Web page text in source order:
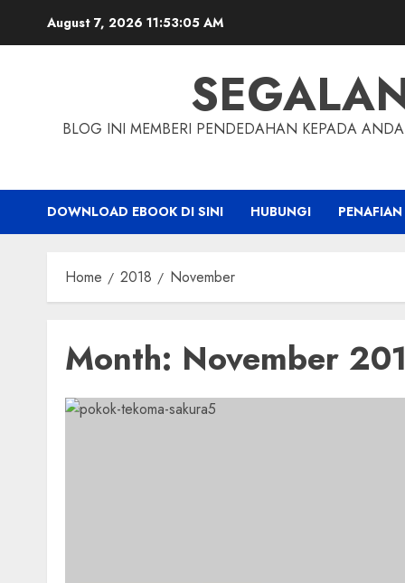
August 7, 2026 11:53:06 AM
BLOG INI MEMBERI PENDEDAHAN KEPADA
DOWNLOAD EBOOK DI SINI HUBUNGI PENAFIAN
Home 2018 November
Month: November